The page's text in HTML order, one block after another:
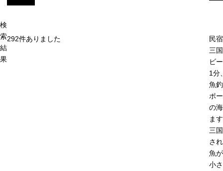
検
索
結
果
292件ありました
民
三
ビ
1分
魚
ポ
の
ま
三
さ
魚
小